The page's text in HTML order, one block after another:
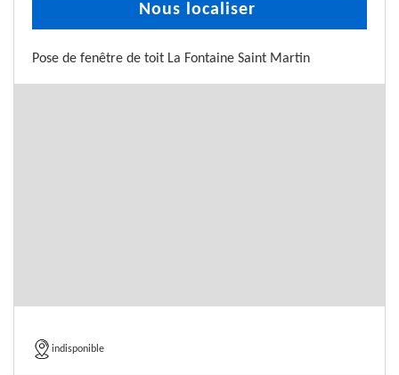
Nous localiser
Pose de fenêtre de toit La Fontaine Saint Martin
indisponible